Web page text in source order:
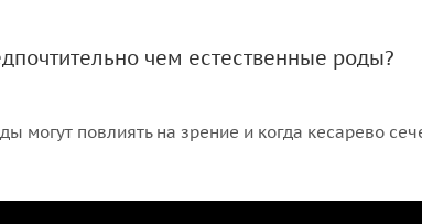
чем естественные роды?
могут повлиять на зрение и когда кесарево